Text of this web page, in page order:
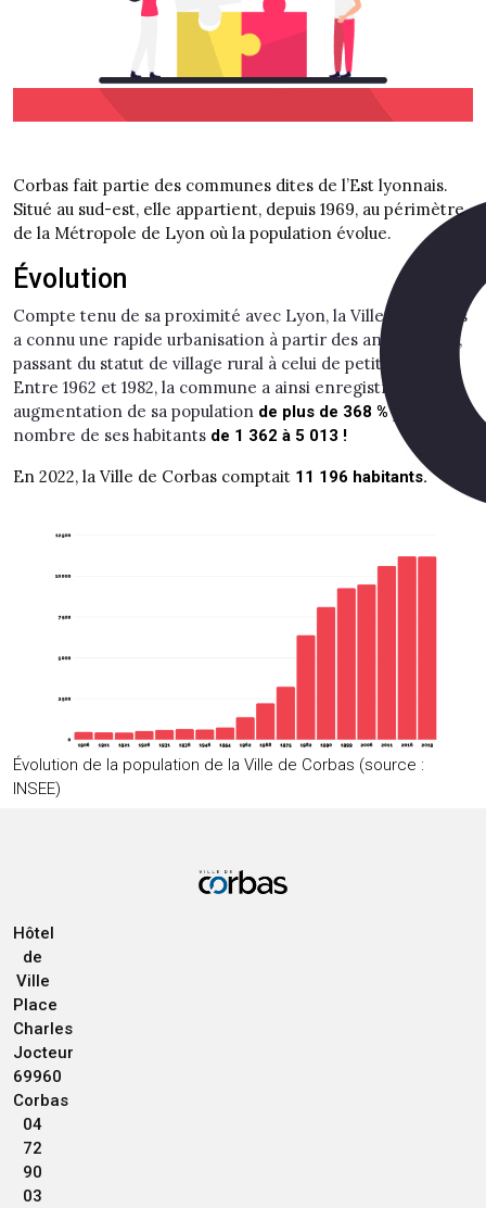
Corbas fait partie des communes dites de l’Est lyonnais.
Situé au sud-est, elle appartient, depuis 1969, au périmètre
de la Métropole de Lyon où la population évolue.
Évolution
Compte tenu de sa proximité avec Lyon, la Ville de Corbas
a connu une rapide urbanisation à partir des années 1960,
passant du statut de village rural à celui de petite ville.
Entre 1962 et 1982, la commune a ainsi enregistré une
augmentation de sa population de plus de 368 %portant le
nombre de ses habitants de 1 362 à 5 013 !
En 2022, la Ville de Corbas comptait 11 196 habitants.
Évolution de la population de la Ville de Corbas (source :
INSEE)
Hôtel
de
Ville
Place
Charles
Jocteur
69960
Corbas
04
72
90
03